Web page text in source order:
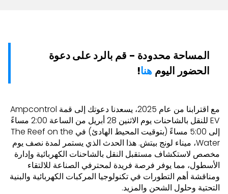
المساحة محدودة - قم بالرد على دعوة
الحضور اليوم هنا!
مع اقترابنا من عام 2025، يسعدنا دعوتك إلى قمة Ampcontrol
EV للنقل بالشاحنات يوم الاثنين 28 أبريل من الساعة 2:00 مساءً
إلى 5:00 مساءً (بتوقيت المحيط الهادئ) في The Reef on the
Water، ميناء لونج بيتش. هذا الحدث الذي يستمر لمدة نصف يوم
مخصص لاستكشاف مستقبل النقل بالشاحنات الكهربائية وإدارة
الأسطول، مما يوفر فرصة فريدة لمحترفي الصناعة للالتقاء
ومناقشة أهم التطورات في تكنولوجيا المركبات الكهربائية والبنية
التحتية وحلول الشحن والمزيد.